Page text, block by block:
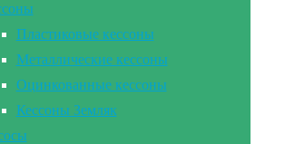
Пластиковые кессоны
Металлические кессоны
Оцинкованные кессоны
Кессоны Земляк